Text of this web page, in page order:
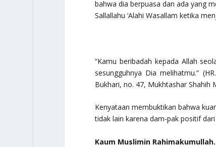
bahwa dia berpuasa dan ada yang
Sallallahu ‘Alahi Wasallam ketika
“Kamu beribadah kepada Allah
sesungguhnya Dia melihatmu.”
Bukhari, no. 47, Mukhtashar Shahih
Kenyataan membuktikan bahwa
tidak lain karena dam-pak positif dari
Kaum Muslimin Rahimakumullah.